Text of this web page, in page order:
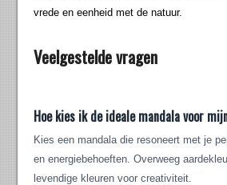
vrede en eenheid met de natuur.
Veelgestelde vragen
Hoe kies ik de ideale mandala voor
Kies een mandala die resoneert met je
en energiebehoeften. Overweeg
levendige kleuren voor creativiteit.